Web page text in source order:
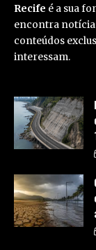
Recife é a sua
encontra
conteúdos
interessam.